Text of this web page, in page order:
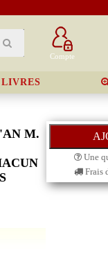
Compte
M.
Une
Frais